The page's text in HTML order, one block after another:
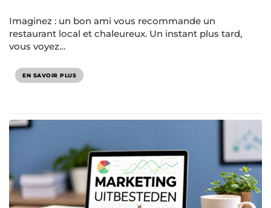
Imaginez : un bon ami vous recommande un
restaurant local et chaleureux. Un instant plus tard,
vous voyez…
EN SAVOIR PLUS